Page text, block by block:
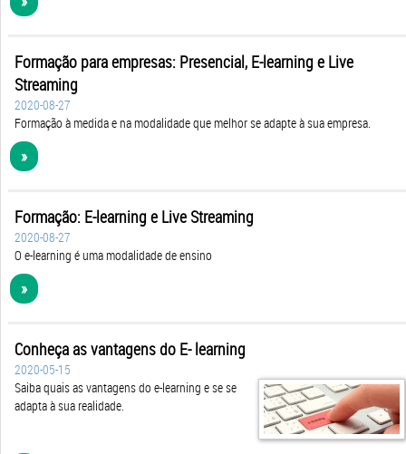
Formação para empresas: Presencial, E-learning e Live
Streaming
2020-08-27
Formação à medida e na modalidade que melhor se adapte à sua empresa.
»
Formação: E-learning e Live Streaming
2020-08-27
O e-learning é uma modalidade de ensino
»
Conheça as vantagens do E- learning
2020-05-15
Saiba quais as vantagens do e-learning e se se
adapta à sua realidade.